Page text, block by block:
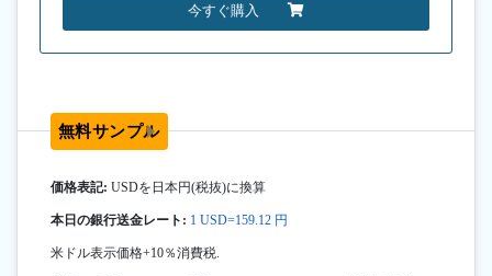
今すぐ購入
無料サンプル
価格表記: USDを日本円(税抜)に換算
本日の銀行送金レート: 1 USD=159.12 円
米ドル表示価格+10％消費税.